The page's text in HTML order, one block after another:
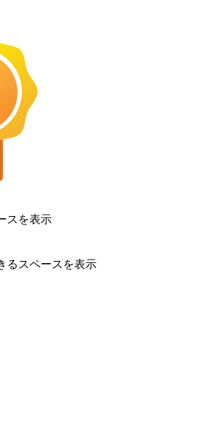
スを表示
るスペースを表示